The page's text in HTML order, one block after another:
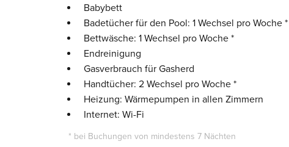
Babybett
Badetücher für den Pool: 1 Wechsel pro Woche *
Bettwäsche: 1 Wechsel pro Woche *
Endreinigung
Gasverbrauch für Gasherd
Handtücher: 2 Wechsel pro Woche *
Heizung: Wärmepumpen in allen Zimmern
Internet: Wi-Fi
* bei Buchungen von mindestens 7 Nächten